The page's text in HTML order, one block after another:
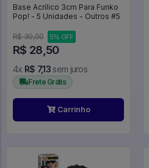
Base Acrílico 3cm Para Funko
Pop! - 5 Unidades - Outros #5
R$ 30,00 5% OFF
R$ 28,50
4x R$ 7,13 sem juros
Frete Grátis
Carrinho